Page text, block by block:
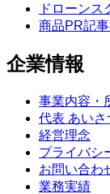
ドローンス
商品PR記
企業情報
事業内容・
代表 あいさ
経営理念
プライバシ
お問い合わ
業務実績